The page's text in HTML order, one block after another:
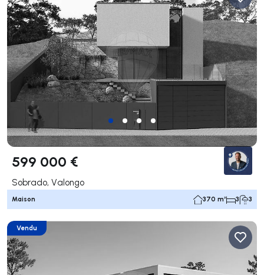
599 000 €
Sobrado, Valongo
Maison 370 m² 3 3
Vendu